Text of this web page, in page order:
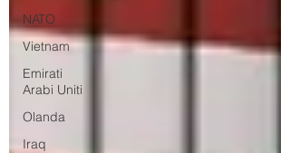
NATO
Vietnam
Emirati
Arabi Uniti
Olanda
Iraq